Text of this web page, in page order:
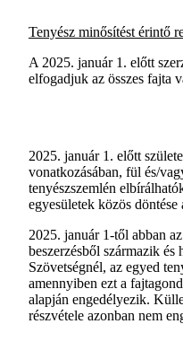
Tenyész minősítést érintő
A 2025. január 1. előtt
elfogadjuk az összes fajta
2025. január 1. előtt
vonatkozásában, fül és/
tenyészszemlén
egyesületek közös
2025. január 1-től abban
beszerzésből származik
Szövetségnél, az egyed
amennyiben ezt a
alapján engedélyezik.
részvétele azonban nem